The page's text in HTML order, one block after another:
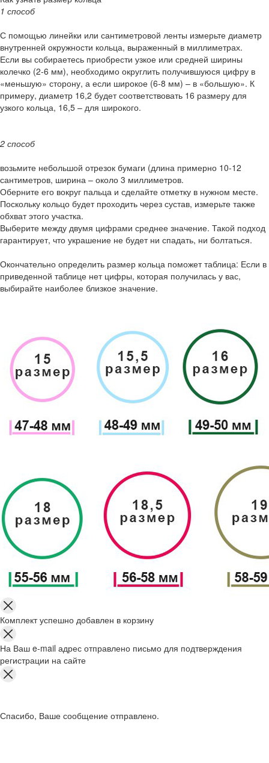
1 способ
С помощью линейки или сантиметровой ленты измерьте диаметр
внутренней окружности кольца, выраженный в миллиметрах.
Если вы собираетесь приобрести узкое или средней ширины
колечко (2-6 мм), необходимо округлить получившуюся цифру в
«меньшую» сторону, а если широкое (6-8 мм) – в «большую». К
примеру, диаметр 16,2 будет соответствовать 16 размеру для
узкого кольца, 16,5 – для широкого.
2 способ
возьмите небольшой отрезок бумаги (длина примерно 10-12
сантиметров, ширина – около 3 миллиметров.
Оберните его вокруг пальца и сделайте отметку в нужном месте.
Поскольку кольцо будет проходить через сустав, измерьте также
обхват этого участка.
Выберите между двумя цифрами среднее значение. Такой подход
гарантирует, что украшение не будет ни спадать, ни болтаться.
Окончательно определить размер кольца поможет таблица: Если в
приведенной таблице нет цифры, которая получилась у вас,
выбирайте наиболее близкое значение.
Комплект успешно добавлен в корзину
На Ваш e-mail адрес отправлено письмо для подтверждения
регистрации на сайте
Спасибо, Ваше сообщение отправлено.